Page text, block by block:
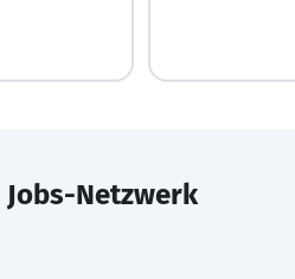
Jobs-Netzwerk